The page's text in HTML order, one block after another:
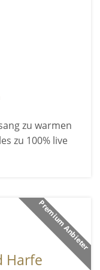
zu warmen
zu 100% live
Premium Anbieter
Harfe